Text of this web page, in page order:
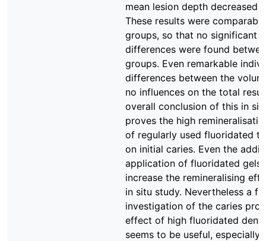
mean lesion depth decreased
These results were
groups, so that no significant
differences were found
groups. Even remarkable
differences between the
no influences on the total
overall conclusion of this in
proves the high
of regularly used fluoridated
on initial caries. Even the
application of fluoridated gels
increase the remineralising
in situ study. Nevertheless a
investigation of the caries
effect of high fluoridated
seems to be useful, especially